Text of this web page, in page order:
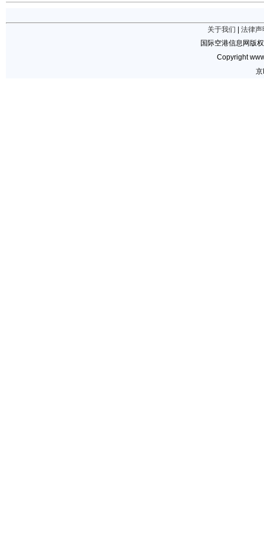
关于我们
法律声
国际空港信息网版
Copyright